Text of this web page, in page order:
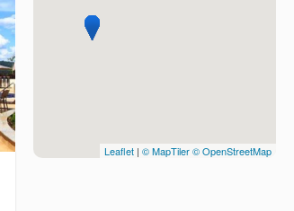
Leaflet | © MapTiler© OpenStreetMap